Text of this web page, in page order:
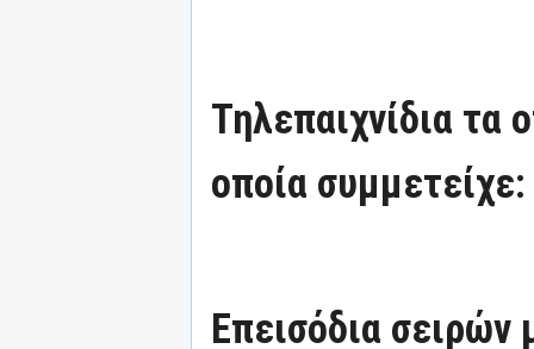
Τηλεπαιχνίδια τα
οποία συμμετείχε:
Επεισόδια